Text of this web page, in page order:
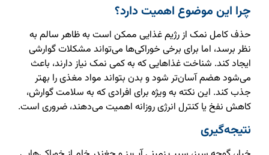
چرا این موضوع اهمیت دارد؟
حذف کامل نمک از رژیم غذایی ممکن است به ظاهر سالم به
نظر برسد، اما برای برخی خوراکی‌ها می‌تواند مشکلات گوارشی
ایجاد کند. شناخت غذاهایی که به کمی نمک نیاز دارند، باعث
می‌شود هضم آسان‌تر شود و بدن بتواند مواد مغذی را بهتر
جذب کند. این نکته به ویژه برای افرادی که به سلامت گوارش،
کاهش نفخ یا کنترل انرژی روزانه اهمیت می‌دهند، ضروری است.
نتیجه‌گیری